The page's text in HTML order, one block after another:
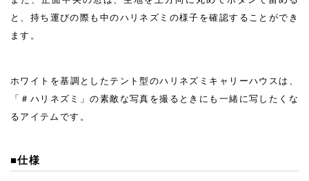
と、持ち運びの際も中のハリネズミの様子を確認することができ
ます。
​ホワイトを基調としたテント型のハリネズミキャリーハウスは、
「＃ハリネズミ」の素敵な写真を撮るときにも一緒に写したくな
るアイテムです。
■仕様